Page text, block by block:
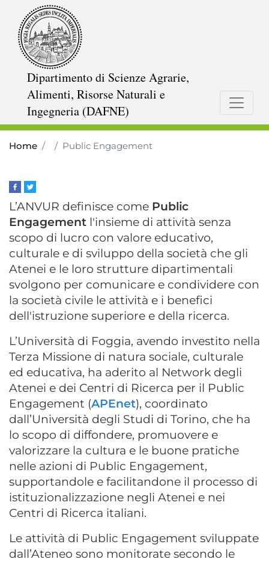
Dipartimento di Scienze Agrarie,
Alimenti, Risorse Naturali e
Ingegneria (DAFNE)
Home Public Engagement
L’ANVUR definisce come Public
Engagement l'insieme di attività senza
scopo di lucro con valore educativo,
culturale e di sviluppo della società che gli
Atenei e le loro strutture dipartimentali
svolgono per comunicare e condividere con
la società civile le attività e i benefici
dell'istruzione superiore e della ricerca.
L’Università di Foggia, avendo investito nella
Terza Missione di natura sociale, culturale
ed educativa, ha aderito al Network degli
Atenei e dei Centri di Ricerca per il Public
Engagement (APEnet), coordinato
dall’Università degli Studi di Torino, che ha
lo scopo di diffondere, promuovere e
valorizzare la cultura e le buone pratiche
nelle azioni di Public Engagement,
supportandole e facilitandone il processo di
istituzionalizzazione negli Atenei e nei
Centri di Ricerca italiani.
Le attività di Public Engagement sviluppate
dall’Ateneo sono monitorate secondo le